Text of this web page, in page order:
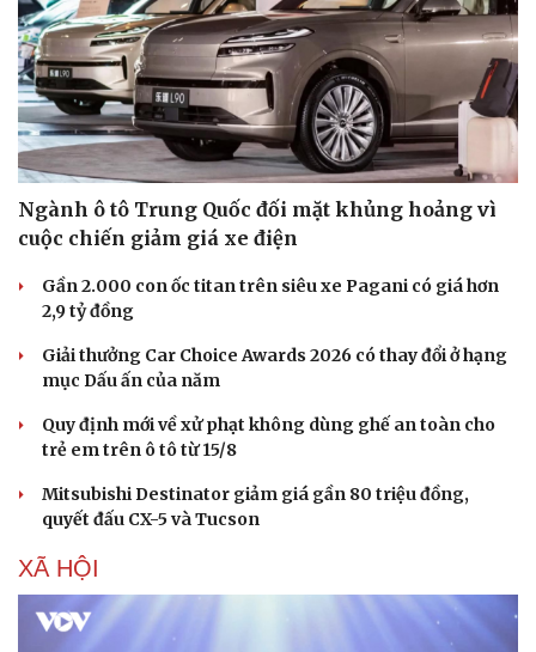
Doanh nghiệp
Thông tin doanh nghiệp
Doanh nghiệp 24h
Doanh nhân
Vì cộng đồng
Công nghệ
Sành điệu
Tin Công nghệ
Trải nghiệm
Chuyển đổi số
Ngành ô tô Trung Quốc đối mặt khủng hoảng vì
cuộc chiến giảm giá xe điện
Gần 2.000 con ốc titan trên siêu xe Pagani có giá hơn
2,9 tỷ đồng
Giải thưởng Car Choice Awards 2026 có thay đổi ở hạng
mục Dấu ấn của năm
Quy định mới về xử phạt không dùng ghế an toàn cho
trẻ em trên ô tô từ 15/8
Mitsubishi Destinator giảm giá gần 80 triệu đồng,
quyết đấu CX-5 và Tucson
XÃ HỘI